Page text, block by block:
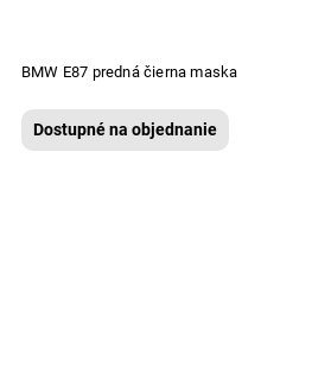
BMW E87 predná čierna maska
Dostupné na objednanie